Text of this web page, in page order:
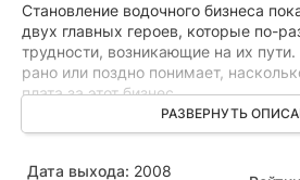
Становление водочного бизнеса
двух главных героев, которые по-
трудности, возникающие на их
рано или поздно понимает,
плата за этот бизнес.
В этом бизнесе крутятся
войны. Этот бизнес несет боль,
РАЗВЕРНУТЬ
Дата выхода: 2008